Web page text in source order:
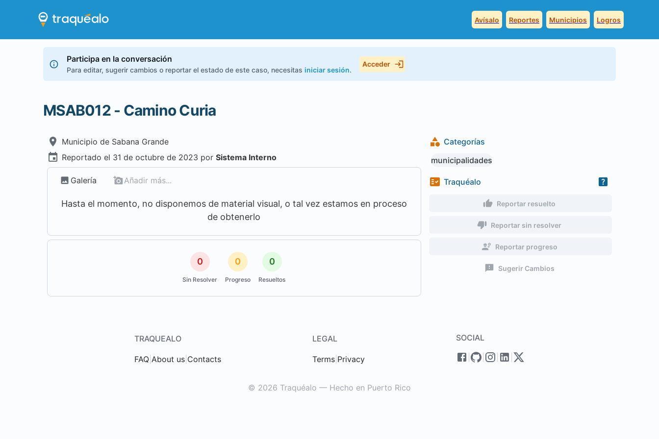
Avísalo Reportes Municipios Logros
Participa en la conversación
Para editar, sugerir cambios o reportar el estado de este caso, necesitas iniciar sesión.
Acceder
MSAB012 - Camino Curia
Municipio de Sabana Grande
Reportado el 31 de octubre de 2023 por Sistema Interno
Galería Añadir más...
Hasta el momento, no disponemos de material visual, o tal vez estamos en proceso
de obtenerlo
0
Sin Resolver
0
Progreso
0
Resueltos
Categorías
municipalidades
Traquéalo
Reportar resuelto
Reportar sin resolver
Reportar progreso
Sugerir Cambios
TRAQUEALO
FAQ About us Contacts
LEGAL
Terms Privacy
SOCIAL
© 2026 Traquéalo — Hecho en Puerto Rico